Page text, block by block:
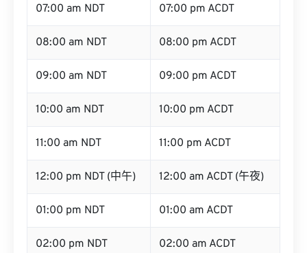
07:00 am NDT 07:00 pm ACDT
08:00 am NDT 08:00 pm ACDT
09:00 am NDT 09:00 pm ACDT
10:00 am NDT 10:00 pm ACDT
11:00 am NDT 11:00 pm ACDT
12:00 pm NDT (中午) 12:00 am ACDT (午夜)
01:00 pm NDT 01:00 am ACDT
02:00 pm NDT 02:00 am ACDT